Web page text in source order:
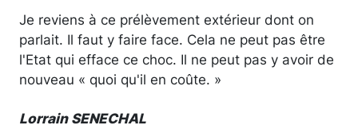
Je reviens à ce prélèvement extérieur dont on
parlait. Il faut y faire face. Cela ne peut pas être
l'Etat qui efface ce choc. Il ne peut pas y avoir de
nouveau « quoi qu'il en coûte. »
Lorrain SENECHAL